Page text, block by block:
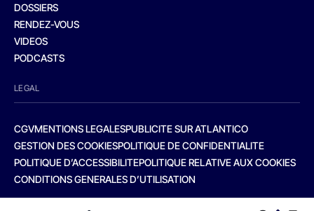
DOSSIERS
RENDEZ-VOUS
VIDEOS
PODCASTS
LEGAL
CGVMENTIONS LEGALESPUBLICITE SUR ATLANTICO
GESTION DES COOKIESPOLITIQUE DE CONFIDENTIALITE
POLITIQUE D’ACCESSIBILITEPOLITIQUE RELATIVE AUX COOKIES
CONDITIONS GENERALES D’UTILISATION